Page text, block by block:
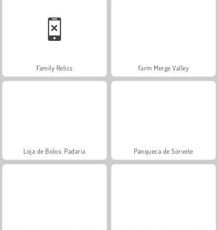
Family Relics Farm Merge Valley
Loja de Bolos: Padaria Panqueca de Sorvete